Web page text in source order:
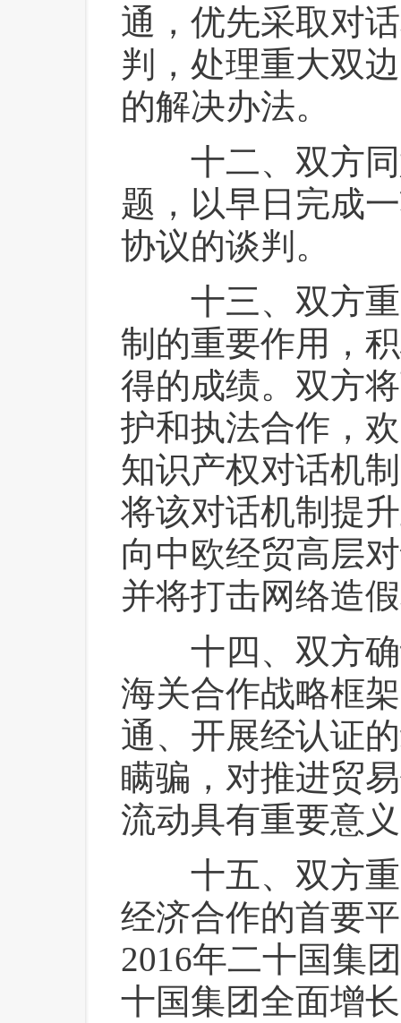
通，优先采取对
判，处理重大双
的解决办法。
十二、双方同
题，以早日完成
协议的谈判。
十三、双方重
制的重要作用，
得的成绩。双方
护和执法合作，
知识产权对话机
将该对话机制提
向中欧经贸高层
并将打击网络造
十四、双方确
海关合作战略框
通、开展经认证
瞒骗，对推进贸
流动具有重要意
十五、双方重
经济合作的首要
2016年二十国集
十国集团全面增